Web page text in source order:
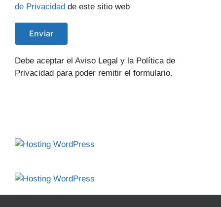
de Privacidad de este sitio web
Debe aceptar el Aviso Legal y la Política de
Privacidad para poder remitir el formulario.